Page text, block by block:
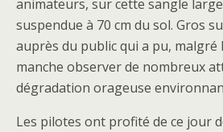
animateurs, sur cette sangle
suspendue à 70 cm du sol. Gros
auprès du public qui a pu, malgré
manche observer de nombreux
dégradation orageuse
Les pilotes ont profité de ce jour